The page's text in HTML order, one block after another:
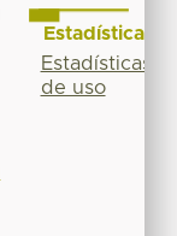
Estadísticas
Estadísticas
de uso